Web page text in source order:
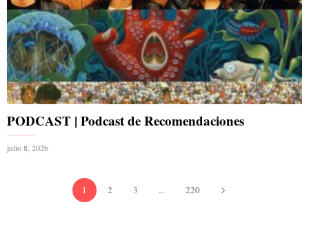
PODCAST | Podcast de Recomendaciones
julio 8, 2026
1 2 3 ... 220